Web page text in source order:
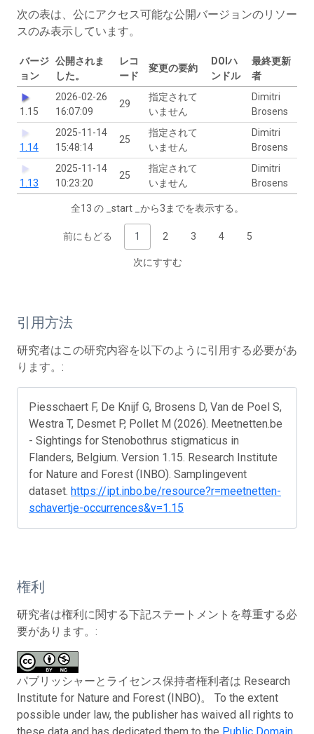
次の表は、公にアクセス可能な公開バージョンのリソー
スのみ表示しています。
バージ
ョン
公開されま
した。
レコ
ード
変更の要約
DOIハ
ンドル
最終更新
者
1.15
2026-02-26
16:07:09
29
指定されて
いません
Dimitri
Brosens
1.14
2025-11-14
15:48:14
25
指定されて
いません
Dimitri
Brosens
1.13
2025-11-14
10:23:20
25
指定されて
いません
Dimitri
Brosens
全13 の _start _から3までを表示する。
前にもどる 1 2 3 4 5
次にすすむ
引用方法
研究者はこの研究内容を以下のように引用する必要があ
ります。:
Piesschaert F, De Knijf G, Brosens D, Van de Poel S,
Westra T, Desmet P, Pollet M (2026). Meetnetten.be
- Sightings for Stenobothrus stigmaticus in
Flanders, Belgium. Version 1.15. Research Institute
for Nature and Forest (INBO). Samplingevent
dataset. https://ipt.inbo.be/resource?r=meetnetten-
schavertje-occurrences&v=1.15
権利
研究者は権利に関する下記ステートメントを尊重する必
要があります。:
パブリッシャーとライセンス保持者権利者は Research
Institute for Nature and Forest (INBO)。 To the extent
possible under law, the publisher has waived all rights to